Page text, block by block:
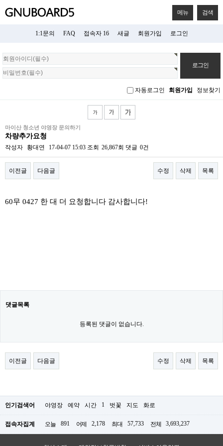
메뉴 검색
1:1문의 FAQ 접속자 16 새글 회원가입 로그인
회
원
로
자동로그인 회원가입 정보찾기
마이산 청소년 야영장 문의하기
차량추가요청
작성자 황대연 17-04-07 15:03 조회 26,867회 댓글 0건
이전글 다음글 수정 삭제 목록
60무 0427 한 대 더 요청합니다 감사합니다!
댓글목록
등록된 댓글이 없습니다.
이전글 다음글 수정 삭제 목록
인기검색어 야영장 예약 시간 1 벗꽃 지도 화로
접속자집계 오늘 891 어제 2,178 최대 57,733 전체 3,693,237